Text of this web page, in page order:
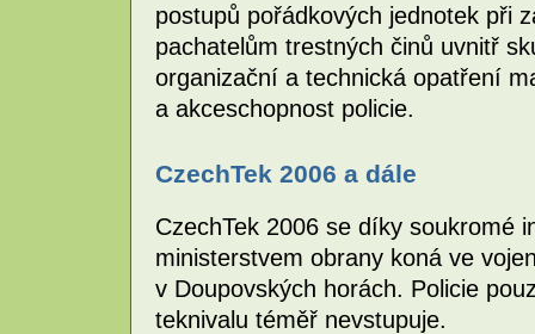
postupů pořádkových jednotek při
pachatelům trestných činů uvnitř
organizační a technická opatření
a akceschopnost policie.
CzechTek 2006 a dále
CzechTek 2006 se díky soukromé
ministerstvem obrany koná ve
v Doupovských horách. Policie
teknivalu téměř nevstupuje.